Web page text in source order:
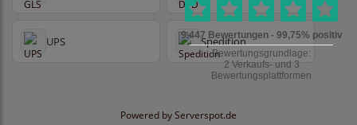
UPS Spedition
Powered byServerspot.de